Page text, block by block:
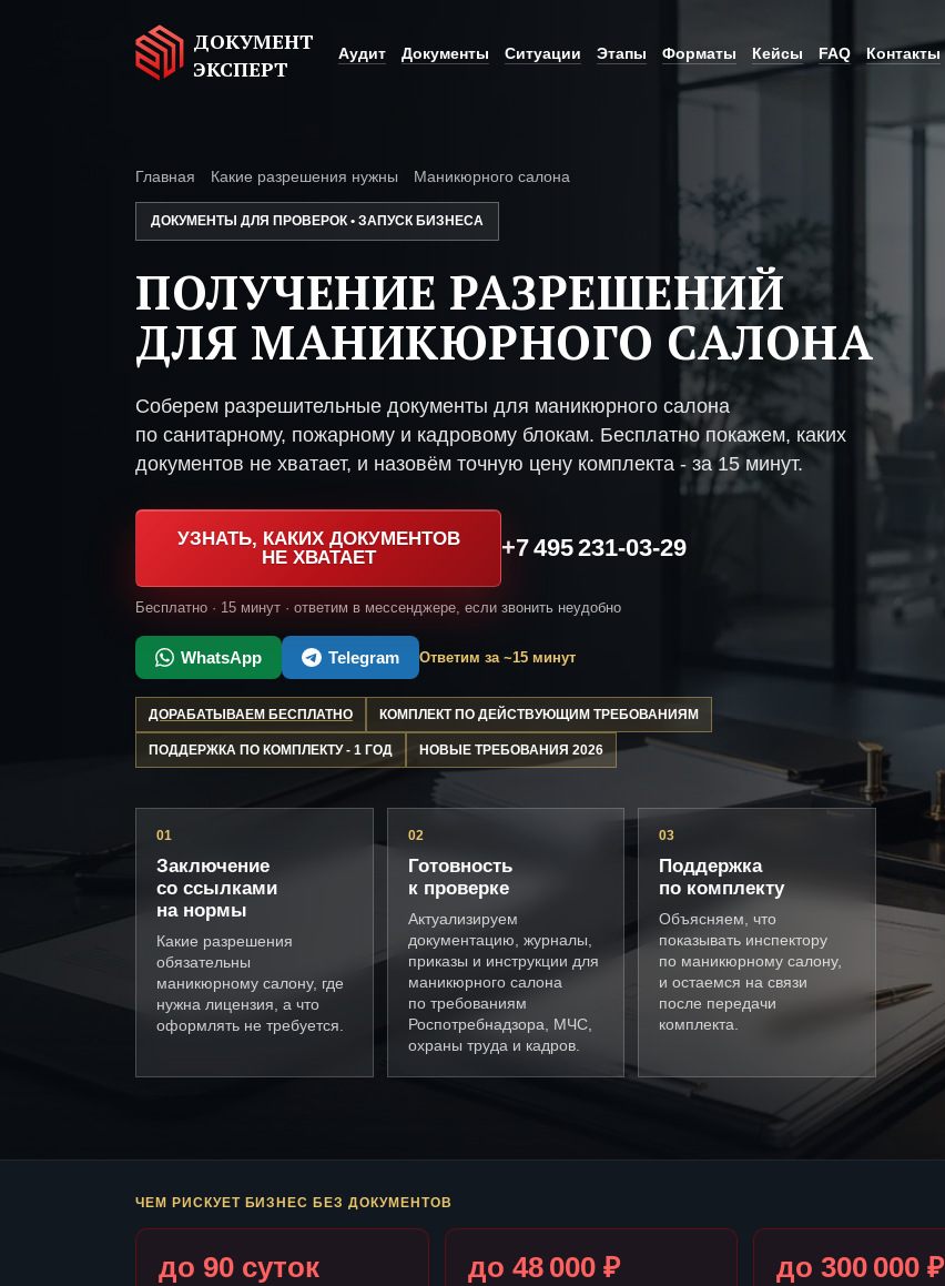
ДОКУМЕНТ
ЭКСПЕРТ
Аудит Документы Ситуации Этапы Форматы Кейсы FAQ Контакты
Главная Какие разрешения нужны Маникюрного салона
ДОКУМЕНТЫ ДЛЯ ПРОВЕРОК • ЗАПУСК БИЗНЕСА
ПОЛУЧЕНИЕ РАЗРЕШЕНИЙ
ДЛЯ МАНИКЮРНОГО САЛОНА
Соберем разрешительные документы для маникюрного салона
по санитарному, пожарному и кадровому блокам. Бесплатно покажем, каких
документов не хватает, и назовём точную цену комплекта - за 15 минут.
УЗНАТЬ, КАКИХ ДОКУМЕНТОВ
НЕ ХВАТАЕТ
+7 495 231-03-29
Бесплатно · 15 минут · ответим в мессенджере, если звонить неудобно
WhatsApp Telegram Ответим за ~15 минут
ДОРАБАТЫВАЕМ БЕСПЛАТНО КОМПЛЕКТ ПО ДЕЙСТВУЮЩИМ ТРЕБОВАНИЯМ
ПОДДЕРЖКА ПО КОМПЛЕКТУ - 1 ГОД НОВЫЕ ТРЕБОВАНИЯ 2026
01
Заключение
со ссылками
на нормы
Какие разрешения
обязательны
маникюрному салону, где
нужна лицензия, а что
оформлять не требуется.
02
Готовность
к проверке
Актуализируем
документацию, журналы,
приказы и инструкции для
маникюрного салона
по требованиям
Роспотребнадзора, МЧС,
охраны труда и кадров.
03
Поддержка
по комплекту
Объясняем, что
показывать инспектору
по маникюрному салону,
и остаемся на связи
после передачи
комплекта.
ЧЕМ РИСКУЕТ БИЗНЕС БЕЗ ДОКУМЕНТОВ
до 90 суток до 48 000 ₽ до 300 000 ₽